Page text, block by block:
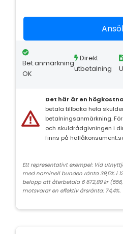
Bet.anmärkning
OK
Direkt
utbetalning
Det här är en
betala tillbaka hela
betalningsanmärkning.
och skuldrådgivningen i
finns på
Ett representativt exempel: Vid
med nominell bunden ränta 39,5% i
belopp att återbetala 6 672,89 kr
motsvarar en effektiv årsränta: 74,4%.